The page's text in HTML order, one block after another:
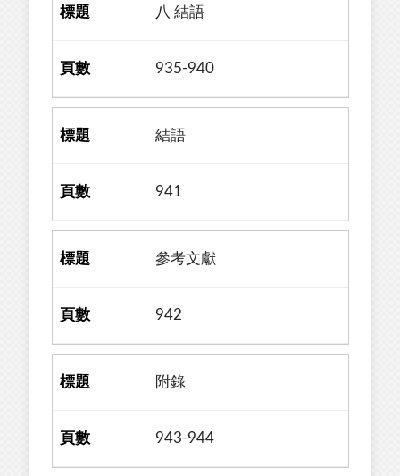
八 結語
935-940
結語
941
參考文獻
942
附錄
943-944